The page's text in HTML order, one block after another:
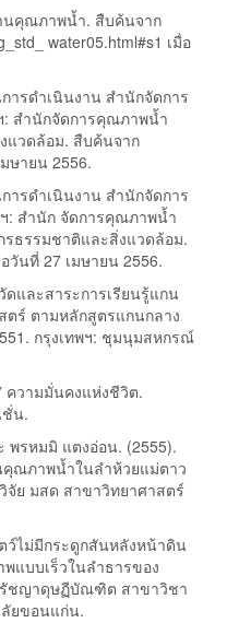
นคุณภาพน้ำ. สืบค้นจาก
water05.html#s1 เมื่อ
ารดำเนินงาน สำนักจัดการ
: สำนักจัดการคุณภาพน้ำ
แวดล้อม. สืบค้นจาก
ษายน 2556.
ารดำเนินงาน สำนักจัดการ
: สำนัก จัดการคุณภาพน้ำ
ธรรมชาติและสิ่งแวดล้อม.
วันที่ 27 เมษายน 2556.
และสาระการเรียนรู้แกน
ตร์ ตามหลักสูตรแกนกลาง
กรุงเทพฯ: ชุมนุมสหกรณ์
ความมั่นคงแห่งชีวิต.
ชั่น.
รหมมิ แตงอ่อน. (2555).
ณภาพน้ำในลำห้วยแม่ตาว
จัย มสด สาขาวิทยาศาสตร์
ว์ไม่มีกระดูกสันหลังหน้าดิน
แบบเร็วในลำธารของ
ชญาดุษฏีบัณฑิต สาขาวิชา
ยขอนแก่น.